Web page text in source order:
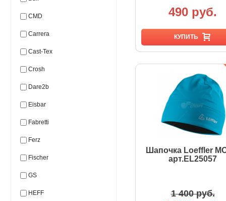
CMD
Carrera
Cast-Tex
Crosh
Dare2b
Eisbar
Fabretti
Ferz
Fischer
GS
HEFF
490 руб.
КУПИТЬ
Шапочка Loeffler
арт.EL25057
1 400 руб.